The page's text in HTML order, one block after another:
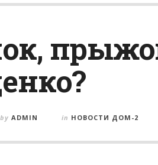
by ADMIN in НОВОСТИ ДОМ-2